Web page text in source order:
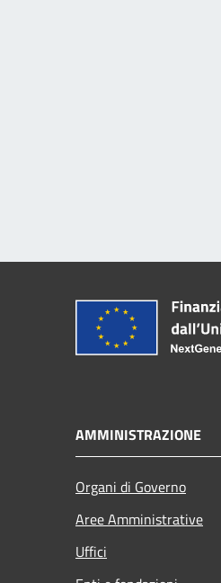
AMMINISTRAZIONE
Organi di Governo
Aree Amministrative
Uffici